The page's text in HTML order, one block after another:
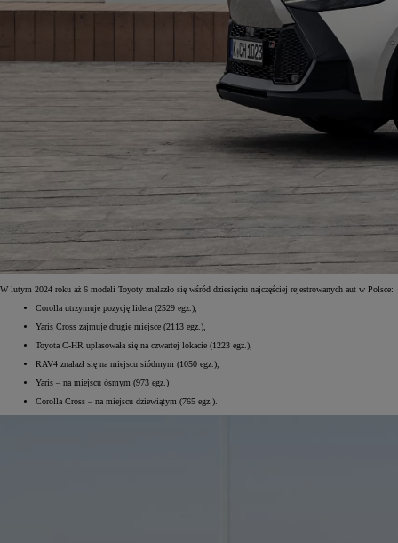
Corolla Hatchback
HYBRID
W lutym 2024 roku aż 6 modeli Toyoty znalazło się wśród dziesięciu najczęściej rejestrowanych aut w Polsce:
Corolla utrzymuje pozycję lidera (2529 egz.),
Yaris Cross zajmuje drugie miejsce (2113 egz.),
Toyota C-HR uplasowała się na czwartej lokacie (1223 egz.),
RAV4 znalazł się na miejscu siódmym (1050 egz.),
Yaris – na miejscu ósmym (973 egz.)
Corolla Cross – na miejscu dziewiątym (765 egz.).